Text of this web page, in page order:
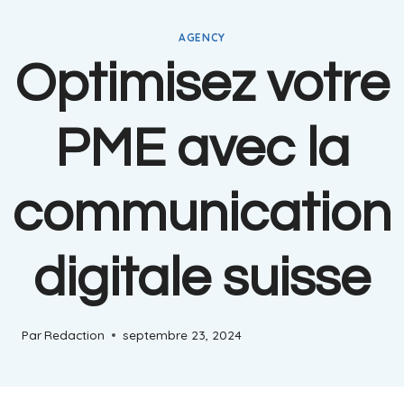
AGENCY
Optimisez votre
PME avec la
communication
digitale suisse
ParRedaction septembre 23, 2024